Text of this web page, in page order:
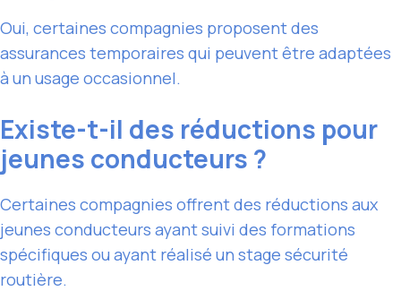
Oui, certaines compagnies proposent des
assurances temporaires qui peuvent être adaptées
à un usage occasionnel.
Existe-t-il des réductions pour
jeunes conducteurs ?
Certaines compagnies offrent des réductions aux
jeunes conducteurs ayant suivi des formations
spécifiques ou ayant réalisé un stage sécurité
routière.